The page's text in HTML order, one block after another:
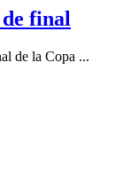
final
de la Copa ...